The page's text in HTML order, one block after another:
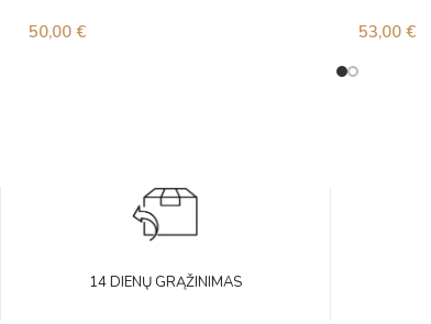
50,00 € 53,00 €
14 DIENŲ GRĄŽINIMAS